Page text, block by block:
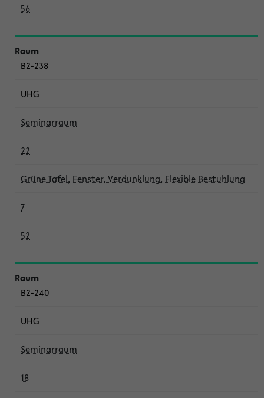
56
B2-238
UHG
Seminarraum
22
Grüne Tafel, Fenster, Verdunklung, Flexible Bestuhlung
7
52
B2-240
UHG
Seminarraum
18